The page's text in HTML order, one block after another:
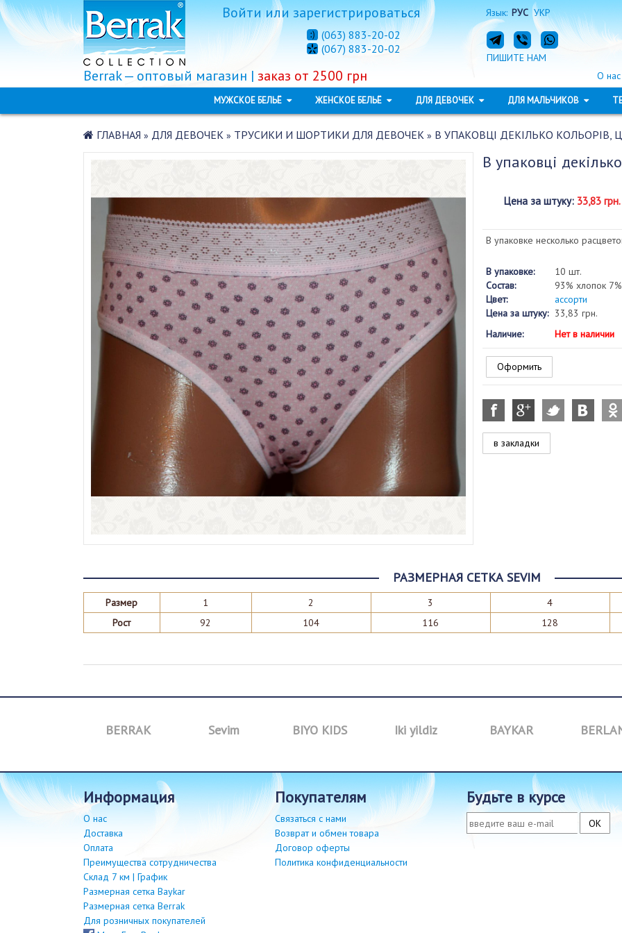
Язык: РУС УКР
Войтиилизарегистрироваться
(063) 883-20-02
(067) 883-20-02
ПИШИТЕ НАМ
О нас
Berrak — оптовый магазин | заказ от 2500 грн
МУЖСКОЕ БЕЛЬЁ ЖЕНСКОЕ БЕЛЬЁ ДЛЯ ДЕВОЧЕК ДЛЯ МАЛЬЧИКОВ
ГЛАВНАЯ » ДЛЯ ДЕВОЧЕК» ТРУСИКИ И ШОРТИКИ ДЛЯ ДЕВОЧЕК» В УПАКОВЦІ ДЕКІЛЬКО КОЛЬОРІВ,
В упаковці
Цена за штуку: 33,83 грн.
В упаковке несколько
В упаковке:
10 шт.
Состав:
93% хлопок
Цвет:
ассорти
Цена за штуку: 33,83 грн.
Наличие:
Нет в наличии
Оформить
в закладки
РАЗМЕРНАЯ СЕТКА SEVIM
Размер 1 2 3
4
Рост
92 104 116 128
BERRAK Sevim BIYO KIDS Iki yildiz BAYKAR
информация
О нас
Доставка
Оплата
Преимущества сотрудничества
Склад 7 км | График
Размерная сетка Baykar
Размерная сетка Berrak
Для розничных покупателей
покупателям
Связаться с нами
Возврат и обмен товара
Договор оферты
Политика конфиденциальности
будьте в курсе